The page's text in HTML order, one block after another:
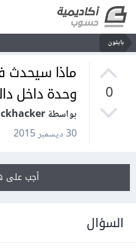
بايثون
0
ماذا سيحدث
وحدة داخل
بواسطة Blackhacker
30 ديسمبر 2015
أجب على
السؤال